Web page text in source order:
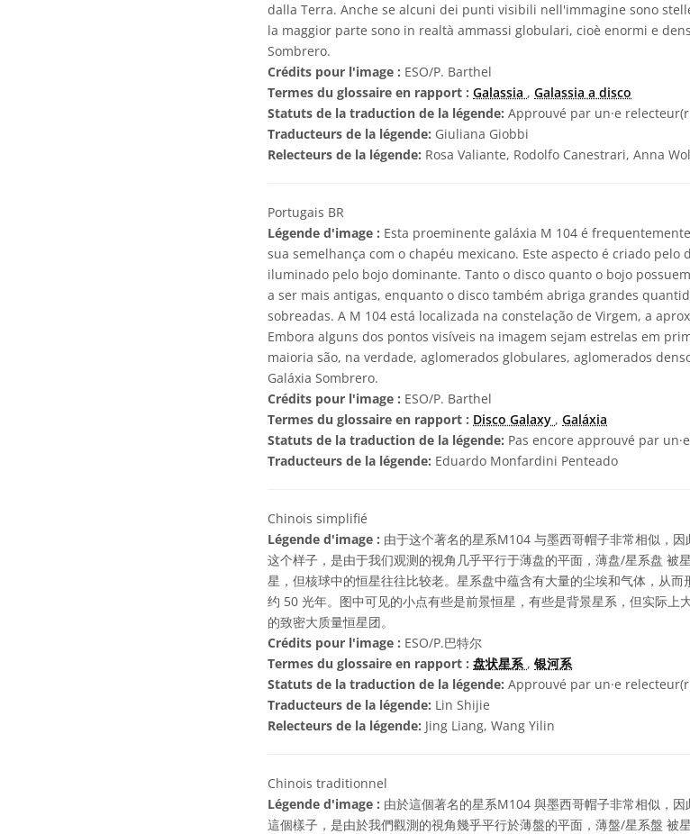
dalla Terra. Anche se alcuni dei punti visibili nell'immagine sono
la maggior parte sono in realtà ammassi globulari, cioè enormi e
Sombrero.
Crédits pour l'image : ESO/P. Barthel
Termes du glossaire en rapport : Galassia , Galassia a disco
Statuts de la traduction de la légende: Approuvé par un·e
Traducteurs de la légende: Giuliana Giobbi
Relecteurs de la légende: Rosa Valiante, Rodolfo Canestrari, Anna
Portugais BR
Légende d'image : Esta proeminente galáxia M 104 é
sua semelhança com o chapéu mexicano. Este aspecto é criado
iluminado pelo bojo dominante. Tanto o disco quanto o bojo
a ser mais antigas, enquanto o disco também abriga grandes
sobreadas. A M 104 está localizada na constelação de Virgem, a
Embora alguns dos pontos visíveis na imagem sejam estrelas em
maioria são, na verdade, aglomerados globulares, aglomerados
Galáxia Sombrero.
Crédits pour l'image : ESO/P. Barthel
Termes du glossaire en rapport : Disco Galaxy , Galáxia
Statuts de la traduction de la légende: Pas encore approuvé par
Traducteurs de la légende: Eduardo Monfardini Penteado
Chinois simplifié
Légende d'image : 由于这个著名的星系M104 与墨西哥帽子非常相似，
这个样子，是由于我们观测的视角几乎平行于薄盘的平面，薄盘/星系盘 被
星，但核球中的恒星往往比较老。星系盘中蕴含有大量的尘埃和气体，从
约 50 光年。图中可见的小点有些是前景恒星，有些是背景星系，但实际上
的致密大质量恒星团。
Crédits pour l'image : ESO/P.巴特尔
Termes du glossaire en rapport : 盘状星系 , 银河系
Statuts de la traduction de la légende: Approuvé par un·e
Traducteurs de la légende: Lin Shijie
Relecteurs de la légende: Jing Liang, Wang Yilin
Chinois traditionnel
Légende d'image : 由於這個著名的星系M104 與墨西哥帽子非常相似，
這個樣子，是由於我們觀測的視角幾乎平行於薄盤的平面，薄盤/星系盤 被